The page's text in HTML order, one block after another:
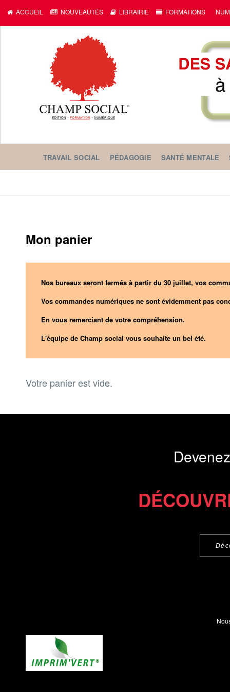
ACCUEIL NOUVEAUTÉS LIBRAIRIE FORMATIONS
TRAVAIL SOCIAL PÉDAGOGIE SANTÉ MENTALE
Mon panier
Nos bureaux seront fermés à partir du 30 juillet, vos
Vos commandes numériques ne sont évidemment pas
En vous remerciant de votre compréhension.
L'équipe de Champ social vous souhaite un bel été.
Votre panier est vide.